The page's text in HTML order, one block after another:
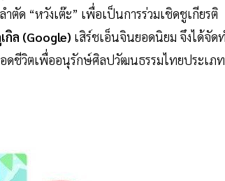
ำตัด “หวังเต๊ะ” เพื่อเป็นการร่วมเชิดชูเกียรติ
กิล (Google) เสิร์ชเอ็นจินยอดนิยม จึงได้จัด
ดชีวิตเพื่ออนุรักษ์ศิลปวัฒนธรรมไทยประเภท